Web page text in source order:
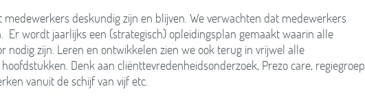
deskundig zijn en blijven. We verwachten dat medewerkers
Er wordt jaarlijks een (strategisch) opleidingsplan gemaakt waarin alle
nodig zijn. Leren en ontwikkelen zien we ook terug in vrijwel alle
Denk aan cliënttevredenheidsonderzoek, Prezo care, regiegroep
vanuit de schijf van vijf etc.